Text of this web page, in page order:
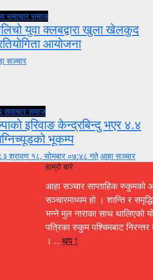
समाचारसमाज
युवा क्लबद्वारा खुला खेलकुद
आयोजना
सञ्चार
समाचारसमाज
इरिवाङ केन्द्रबिन्दु भएर ४.४
भूकम्प
श्रावण १८, सोमबार ०७:४८ गतेआहा सञ्चार
हाम्रो बारे
आहा सञ्चार साप्ताहिक रुकुमको
सञ्चारमाध्यम हो । शान्ति र
भन्ने मुल नाराका साथ थालिएको
पत्रिका रुकुम पश्चिमबाट
। .. थप !